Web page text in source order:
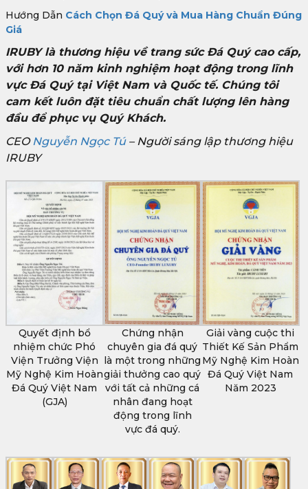
Hướng Dẫn Cách Chọn Đá Quý và Mua Hàng Chuẩn Đúng
Giá
IRUBY là thương hiệu về trang sức Đá Quý cao cấp,
với hơn 10 năm kinh nghiệm hoạt động trong lĩnh
vực Đá Quý tại Việt Nam và Quốc tế. Chúng tôi
cam kết luôn đặt tiêu chuẩn chất lượng lên hàng
đầu để phục vụ Quý Khách.
CEONguyễn Ngọc Tú– Người sáng lập thương hiệu
IRUBY
Quyết định bổ
nhiệm chức Phó
Viện Trưởng Viện
Mỹ Nghệ Kim Hoàn
Đá Quý Việt Nam
(GJA)
Chứng nhận
chuyên gia đá quý
là một trong những
giải thưởng cao quý
với tất cả những cá
nhân đang hoạt
động trong lĩnh
vực đá quý.
Giải vàng cuộc thi
Thiết Kế Sản Phẩm
Mỹ Nghệ Kim Hoàn
Đá Quý Việt Nam
Năm 2023